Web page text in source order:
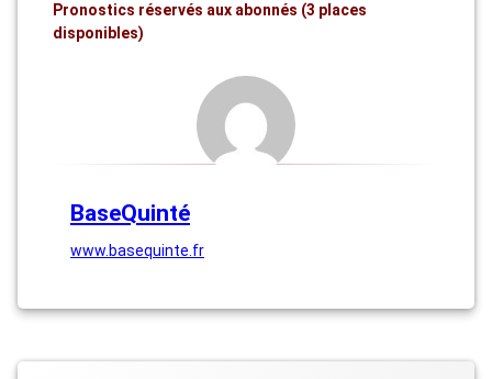
Pronostics réservés aux abonnés (3 places
disponibles)
BaseQuinté
www.basequinte.fr